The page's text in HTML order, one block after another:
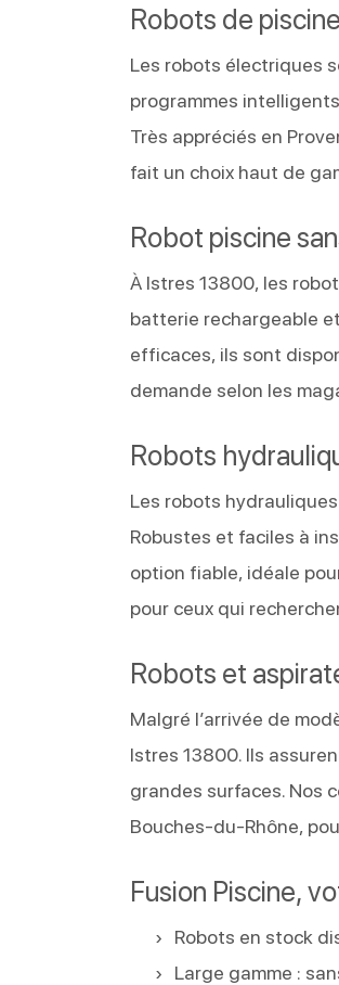
Robots de
Les robots électriques
programmes
Très appréciés en
fait un choix haut de
Robot piscine
À Istres 13800, les
batterie rechargeable
efficaces, ils sont
demande selon les
Robots
Les robots
Robustes et faciles à
option fiable, idéale
pour ceux qui
Robots et
Malgré l’arrivée de
Istres 13800. Ils
grandes surfaces. Nos
Bouches-du-Rhône,
Fusion Piscine,
Robots en stock
Large gamme :